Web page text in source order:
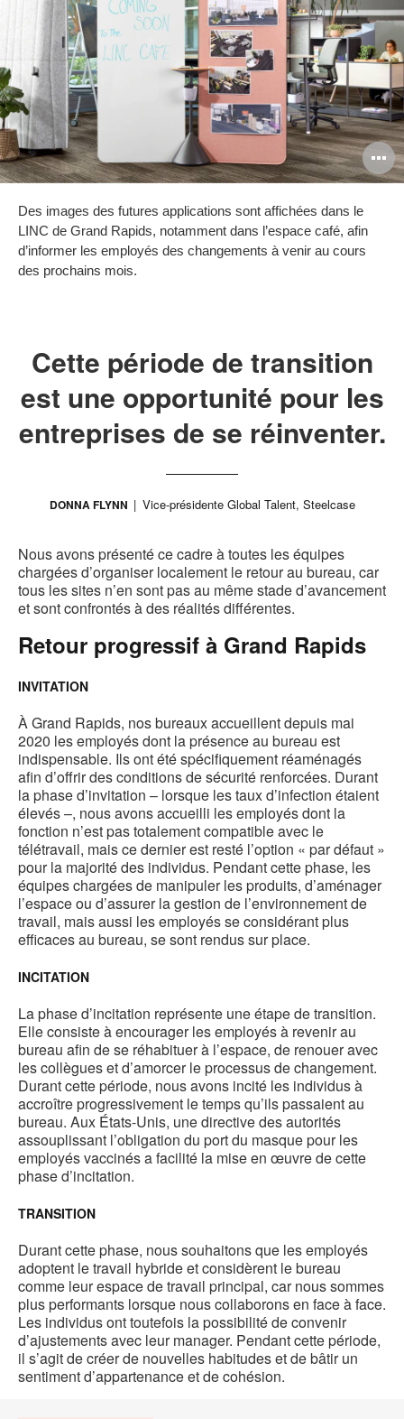
Des images des futures applications sont affichées dans le
LINC de Grand Rapids, notamment dans l’espace café, afin
d’informer les employés des changements à venir au cours
des prochains mois.
Cette période de transition
est une opportunité pour les
entreprises de se réinventer.
DONNA FLYNN Vice-présidente Global Talent, Steelcase
Nous avons présenté ce cadre à toutes les équipes
chargées d’organiser localement le retour au bureau, car
tous les sites n’en sont pas au même stade d’avancement
et sont confrontés à des réalités différentes.
Retour progressif à Grand Rapids
INVITATION
À Grand Rapids, nos bureaux accueillent depuis mai
2020 les employés dont la présence au bureau est
indispensable. Ils ont été spécifiquement réaménagés
afin d’offrir des conditions de sécurité renforcées. Durant
la phase d’invitation – lorsque les taux d’infection étaient
élevés –, nous avons accueilli les employés dont la
fonction n’est pas totalement compatible avec le
télétravail, mais ce dernier est resté l’option « par défaut »
pour la majorité des individus. Pendant cette phase, les
équipes chargées de manipuler les produits, d’aménager
l’espace ou d’assurer la gestion de l’environnement de
travail, mais aussi les employés se considérant plus
efficaces au bureau, se sont rendus sur place.
INCITATION
La phase d’incitation représente une étape de transition.
Elle consiste à encourager les employés à revenir au
bureau afin de se réhabituer à l’espace, de renouer avec
les collègues et d’amorcer le processus de changement.
Durant cette période, nous avons incité les individus à
accroître progressivement le temps qu’ils passaient au
bureau. Aux États-Unis, une directive des autorités
assouplissant l’obligation du port du masque pour les
employés vaccinés a facilité la mise en œuvre de cette
phase d’incitation.
TRANSITION
Durant cette phase, nous souhaitons que les employés
adoptent le travail hybride et considèrent le bureau
comme leur espace de travail principal, car nous sommes
plus performants lorsque nous collaborons en face à face.
Les individus ont toutefois la possibilité de convenir
d’ajustements avec leur manager. Pendant cette période,
il s’agit de créer de nouvelles habitudes et de bâtir un
sentiment d’appartenance et de cohésion.